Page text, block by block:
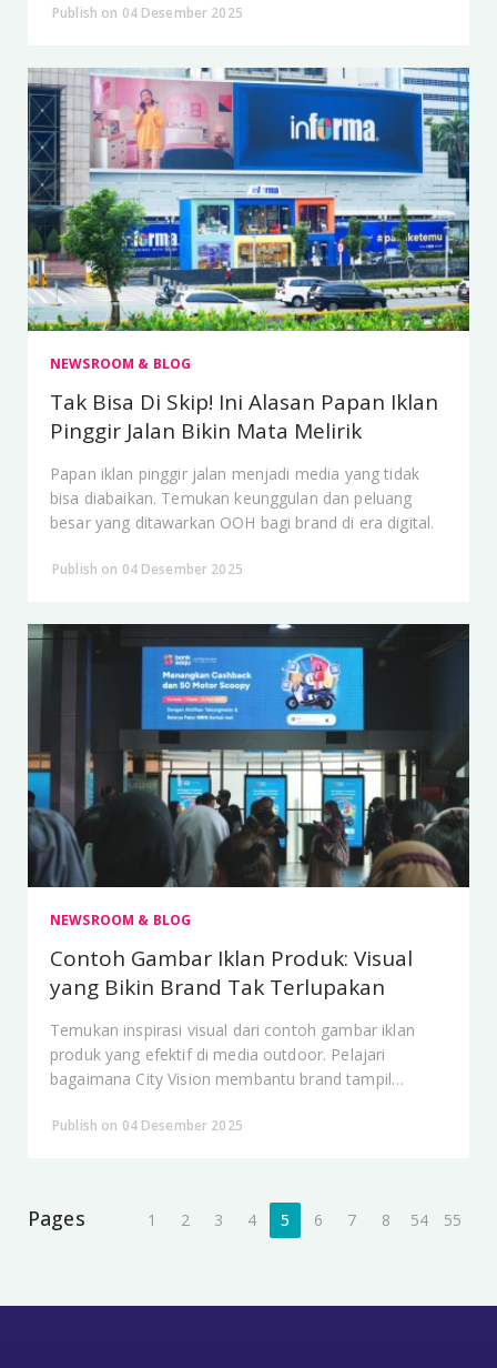
Publish on 04 Desember 2025
NEWSROOM & BLOG
Tak Bisa Di Skip! Ini Alasan Papan Iklan
Pinggir Jalan Bikin Mata Melirik
Papan iklan pinggir jalan menjadi media yang tidak
bisa diabaikan. Temukan keunggulan dan peluang
besar yang ditawarkan OOH bagi brand di era digital.
Publish on 04 Desember 2025
NEWSROOM & BLOG
Contoh Gambar Iklan Produk: Visual
yang Bikin Brand Tak Terlupakan
Temukan inspirasi visual dari contoh gambar iklan
produk yang efektif di media outdoor. Pelajari
bagaimana City Vision membantu brand tampil
kota.
Publish on 04 Desember 2025
Pages 1 2 3 4 5 6 7 8 54 55